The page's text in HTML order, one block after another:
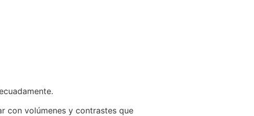
con volúmenes y contrastes que